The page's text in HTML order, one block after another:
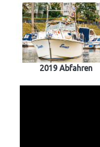
2019 Abfahren